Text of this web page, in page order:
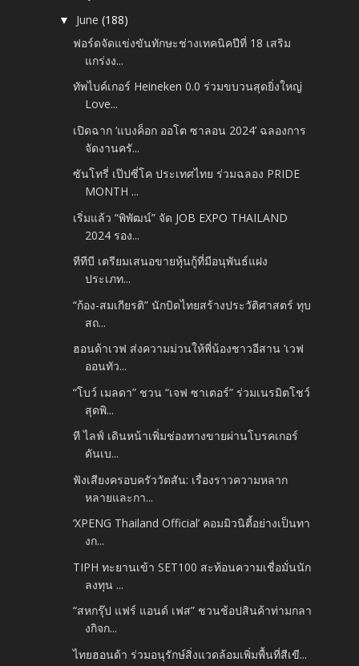
▼ June(188)
ฟอร์ดจัดแข่งขันทักษะช่างเทคนิคปีที่ 18 เสริม
แกร่งง...
ทัพไบค์เกอร์ Heineken 0.0 ร่วมขบวนสุดยิ่งใหญ่
Love...
เปิดฉาก ‘แบงค็อก ออโต ซาลอน 2024’ ฉลองการ
จัดงานครั...
ซันโทรี่ เป๊ปซี่โค ประเทศไทย ร่วมฉลอง PRIDE
MONTH ...
เริ่มแล้ว “พิพัฒน์” จัด JOB EXPO THAILAND
2024 รอง...
ทีทีบี เตรียมเสนอขายหุ้นกู้ที่มีอนุพันธ์แฝง
ประเภท...
“ก้อง-สมเกียรติ” นักบิดไทยสร้างประวัติศาสตร์ ทุบ
สถ...
ฮอนด้าเวฟ ส่งความม่วนให้พี่น้องชาวอีสาน ‘เวฟ
ออนทัว...
“โบว์ เมลดา” ชวน “เจฟ ซาเตอร์” ร่วมเนรมิตโชว์
สุดพิ...
ที ไลฟ์ เดินหน้าเพิ่มช่องทางขายผ่านโบรคเกอร์
ดันเบ...
ฟังเสียงครอบครัววัตสัน: เรื่องราวความหลาก
หลายและกา...
‘XPENG Thailand Official’ คอมมิวนิตี้อย่างเป็นทา
งก...
TIPH ทะยานเข้า SET100 สะท้อนความเชื่อมั่นนัก
ลงทุน ...
“สหกรุ๊ป แฟร์ แอนด์ เฟส” ชวนช้อปสินค้าท่ามกลา
งกิจก...
ไทยฮอนด้า ร่วมอนุรักษ์สิ่งแวดล้อมเพิ่มพื้นที่สีเขี...